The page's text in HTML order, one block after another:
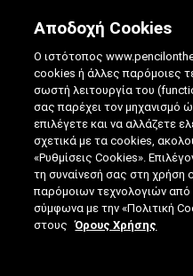
ΓΡΑΦΈΝΙΟ: ΠΩΣ
ΠΡΏΤΟ ΑΓΏΓΙΜΟ
09.10.2018|4
ΑΠΟ:
Αποδοχή Cookies
Ο ιστότοπος
cookies ή άλλες παρόμοιες
σωστή λειτουργία του
σας παρέχει τον μηχανισμό
επιλέγετε και να αλλάζετε
σχετικά με τα cookies,
«Ρυθμίσεις Cookies».
τη συναίνεσή σας στη χρήση
παρόμοιων τεχνολογιών από
σύμφωνα με την «Πολιτική
στους
Όρους Χρήσης